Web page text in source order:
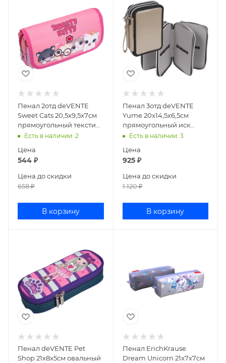
Пенал 2отд deVENTE
Sweet Cats 20,5x9,5x7см
прямоугольный текстиль
7025294
Есть в наличии: 2
Цена
544 ₽
Цена до скидки
658₽
В корзину
Пенал 3отд deVENTE
Yume 20x14,5x6,5см
прямоугольный иск
кожа 7013094
Есть в наличии: 3
Цена
925₽
Цена до скидки
1 120₽
В корзину
Пенал deVENTE Pet
Shop 21x8x5см овальный
Пенал ErichKrause
Dream Unicorn 21x7x7см